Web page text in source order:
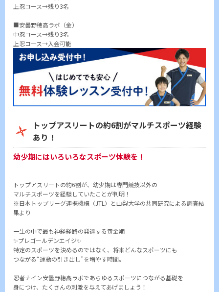
上忍コース→残り3名
■安曇野穂高ラボ（金）
中忍コース→残り3名
上忍コース→入会可能
トップアスリートの約6割がマルチスポーツ経験
あり！
幼少期にはいろいろなスポーツ体験を！
トップアスリートの約6割が、幼少期は専門競技以外の
マルチスポーツを経験していたことが判明！
※日本トップリーグ連携機構（JTL）と山梨大学の共同研究による調査結
果より
一生の中で最も神経経路の発達する黄金期
✨プレゴールデンエイジ✨
特定のスポーツを決めるのではなく、将来どんなスポーツにも
つながる“運動の引き出し”を増やす時間。
忍者ナイン安曇野穂高ラボであらゆるスポーツにつながる基礎を
身につけ、たくさんの刺激を与えてあげましょう！